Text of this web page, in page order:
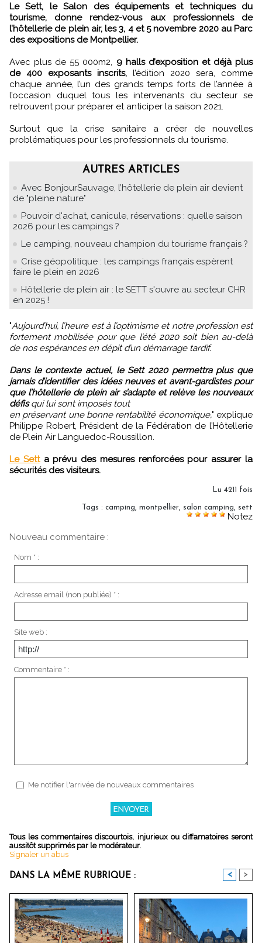
Le Sett, le Salon des équipements et techniques du
tourisme, donne rendez-vous aux professionnels de
l’hôtellerie de plein air, les 3, 4 et 5 novembre 2020 au Parc
des expositions de Montpellier.
Avec plus de 55 000m2, 9 halls d’exposition et déjà plus
de 400 exposants inscrits, l’édition 2020 sera, comme
chaque année, l’un des grands temps forts de l’année à
l’occasion duquel tous les intervenants du secteur se
retrouvent pour préparer et anticiper la saison 2021.
Surtout que la crise sanitaire a créer de nouvelles
problématiques pour les professionnels du tourisme.
AUTRES ARTICLES
Avec BonjourSauvage, l’hôtellerie de plein air devient
de "pleine nature"
Pouvoir d'achat, canicule, réservations : quelle saison
2026 pour les campings ?
Le camping, nouveau champion du tourisme français ?
Crise géopolitique : les campings français espèrent
faire le plein en 2026
Hôtellerie de plein air : le SETT s'ouvre au secteur CHR
en 2025 !
"Aujourd’hui, l’heure est à l’optimisme et notre profession est
fortement mobilisée pour que l’été 2020 soit bien au-delà
de nos espérances en dépit d’un démarrage tardif.
Dans le contexte actuel, le Sett 2020 permettra plus que
jamais d’identifier des idées neuves et avant-gardistes pour
que l’hôtellerie de plein air s’adapte et relève les nouveaux
défisqui lui sont imposés tout
en préservant une bonne rentabilité économique," explique
Philippe Robert, Président de la Fédération de l’Hôtellerie
de Plein Air Languedoc-Roussillon.
Le Sett a prévu des mesures renforcées pour assurer la
sécurités des visiteurs.
Lu 4211 fois
Tags : camping, montpellier, salon camping, sett
Notez
Nouveau commentaire :
Nom * :
Adresse email (non publiée) * :
Site web :
Commentaire * :
Me notifier l'arrivée de nouveaux commentaires
Tous les commentaires discourtois, injurieux ou diffamatoires seront
aussitôt supprimés par le modérateur.
Signaler un abus
DANS LA MÊME RUBRIQUE : < >